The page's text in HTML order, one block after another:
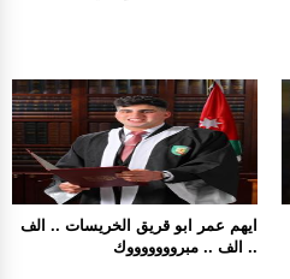
ايهم عمر ابو قريق الخريسات .. الف
.. الف .. مبروووووووك